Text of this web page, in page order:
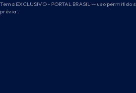
Tema EXCLUSIVO - PORTAL BRASIL — uso
prévia.